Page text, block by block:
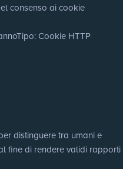
consenso ai cookie
Tipo: Cookie HTTP
distinguere tra umani e
fine di rendere validi rapporti